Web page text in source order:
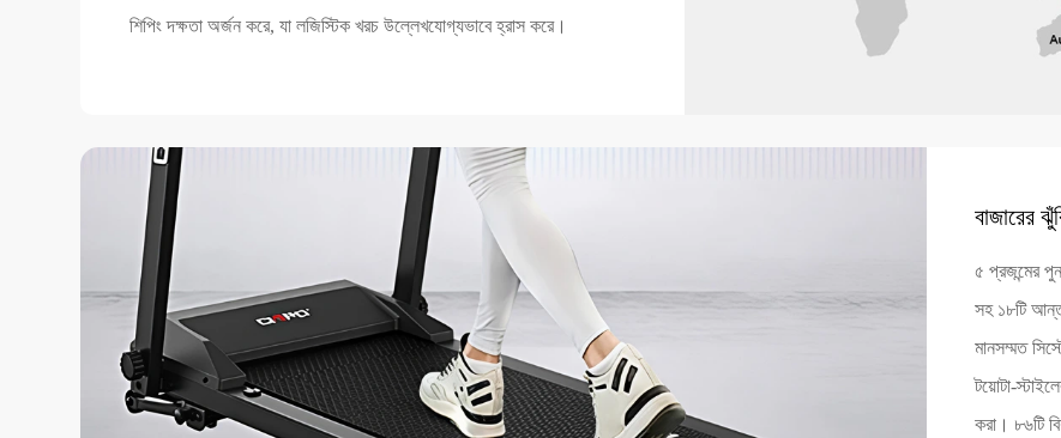
শিপিং দক্ষতা অর্জন করে, যা লজিস্টিক খরচ উল্লেখযোগ্যভাবে হ্রাস করে।
বাজারের
৫ প্রজন্মের
সহ ১৮টি
মানসম্মত
টয়োটা-
করা। ৮৬টি